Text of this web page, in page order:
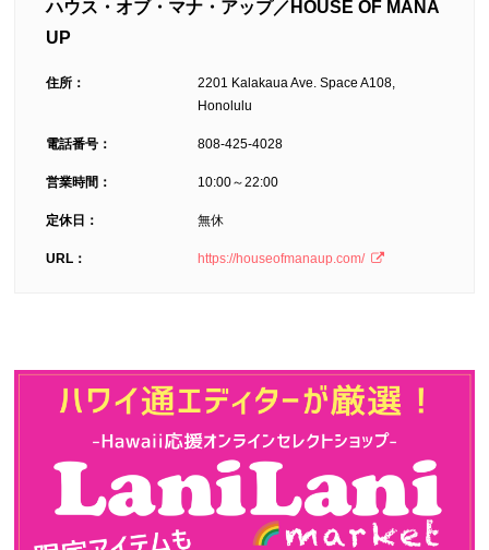
ハウス・オブ・マナ・アップ／HOUSE OF MANA
UP
住所：
2201 Kalakaua Ave. Space A108,
Honolulu
電話番号： 808-425-4028
営業時間： 10:00～22:00
定休日： 無休
URL： https://houseofmanaup.com/